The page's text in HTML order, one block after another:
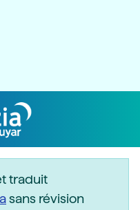
traduit
sans révision